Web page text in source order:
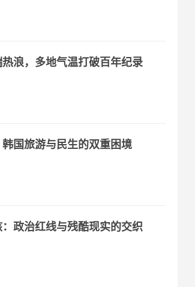
浪，多地气温打破百年纪录
国旅游与民生的双重困境
政治红线与残酷现实的交织